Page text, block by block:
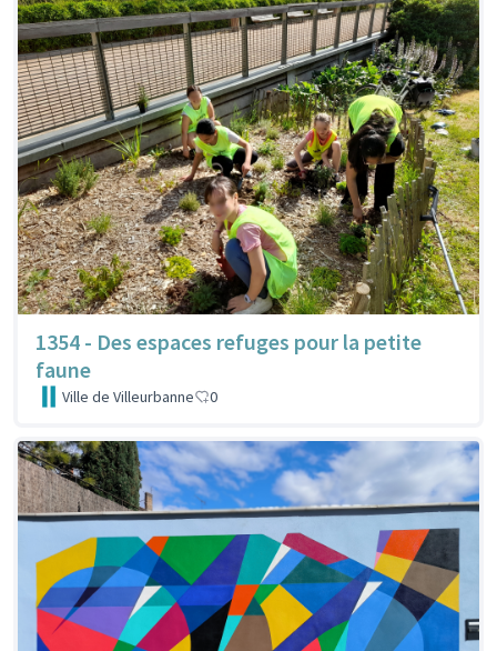
1354 - Des espaces refuges pour la petite
faune
Ville de Villeurbanne 0